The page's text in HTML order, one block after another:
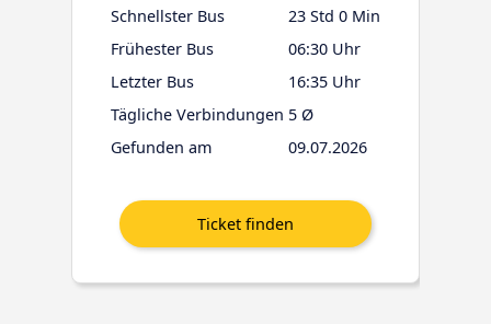
Schnellster Bus
23 Std 0 Min
Frühester Bus
06:30 Uhr
Letzter Bus
16:35 Uhr
Tägliche Verbindungen 5 Ø
Gefunden am
09.07.2026